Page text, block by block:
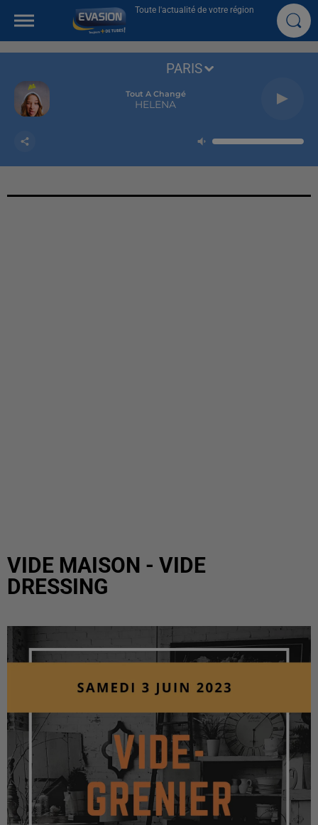
Toute l'actualité de votre région
Tout A Changé
HELENA
PARIS
VIDE MAISON - VIDE
DRESSING